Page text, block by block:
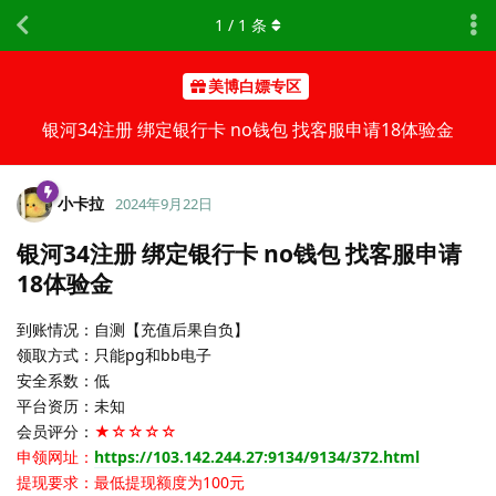
美博白嫖专区
银河34注册 绑定银行卡 no钱包 找客服申请18体验金
1 / 1 条
小卡拉 2024年9月22日
银河34注册 绑定银行卡 no钱包 找客服申请
18体验金
到账情况：自测【充值后果自负】
领取方式：只能pg和bb电子
安全系数：低
平台资历：未知
会员评分： ★☆☆☆☆
申领网址： https://103.142.244.27:9134/9134/372.html
提现要求：最低提现额度为100元